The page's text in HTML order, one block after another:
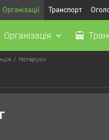
Організації Транспорт
Організація
Нотаріуси